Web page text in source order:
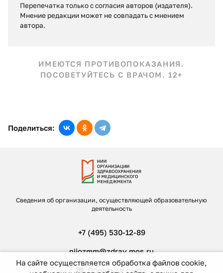
Перепечатка только с согласия авторов (издателя).
Мнение редакции может не совпадать c мнением
автора.
ИМЕЮТСЯ ПРОТИВОПОКАЗАНИЯ.
ПОСОВЕТУЙТЕСЬ С ВРАЧОМ. 12+
Поделиться:
Сведения об организации, осуществляющей образовательную
деятельность
+7 (495) 530-12-89
niiozmm@zdrav.mos.ru
Обратная связь
На сайте осуществляется обработка файлов cookie,